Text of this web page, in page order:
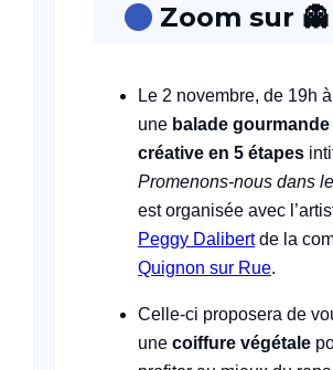
Zoom sur 👻
Le 2 novembre, de 19h
une balade gourmande
créative en 5 étapes
Promenons-nous dans
est organisée avec
Peggy Dalibertde la
Quignon sur Rue.
Celle-ci proposera de
une coiffure végétale